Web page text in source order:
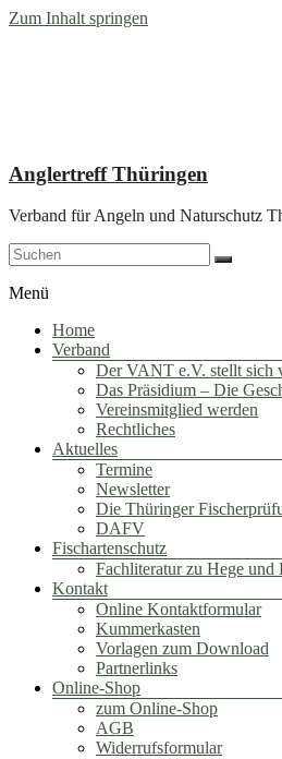
Zum Inhalt springen
Anglertreff Thüringen
Verband für Angeln und Naturschutz
Menü
Home
Verband
Der VANT e.V. stellt sich
Das Präsidium – Die
Vereinsmitglied werden
Rechtliches
Aktuelles
Termine
Newsletter
Die Thüringer
DAFV
Fischartenschutz
Fachliteratur zu Hege und
Kontakt
Online Kontaktformular
Kummerkasten
Vorlagen zum Download
Partnerlinks
Online-Shop
zum Online-Shop
AGB
Widerrufsformular